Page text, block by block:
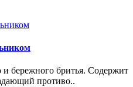
бережного бритья. Содержит
противо..